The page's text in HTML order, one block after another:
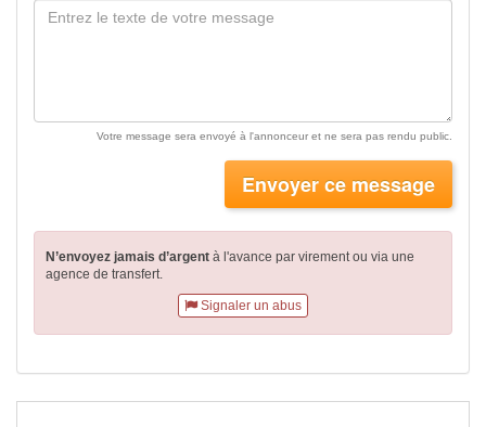
Votre message sera envoyé à l'annonceur et ne sera pas rendu public.
Envoyer ce message
N’envoyez jamais d’argent à l'avance par virementou via une
agence de transfert.
Signaler un abus